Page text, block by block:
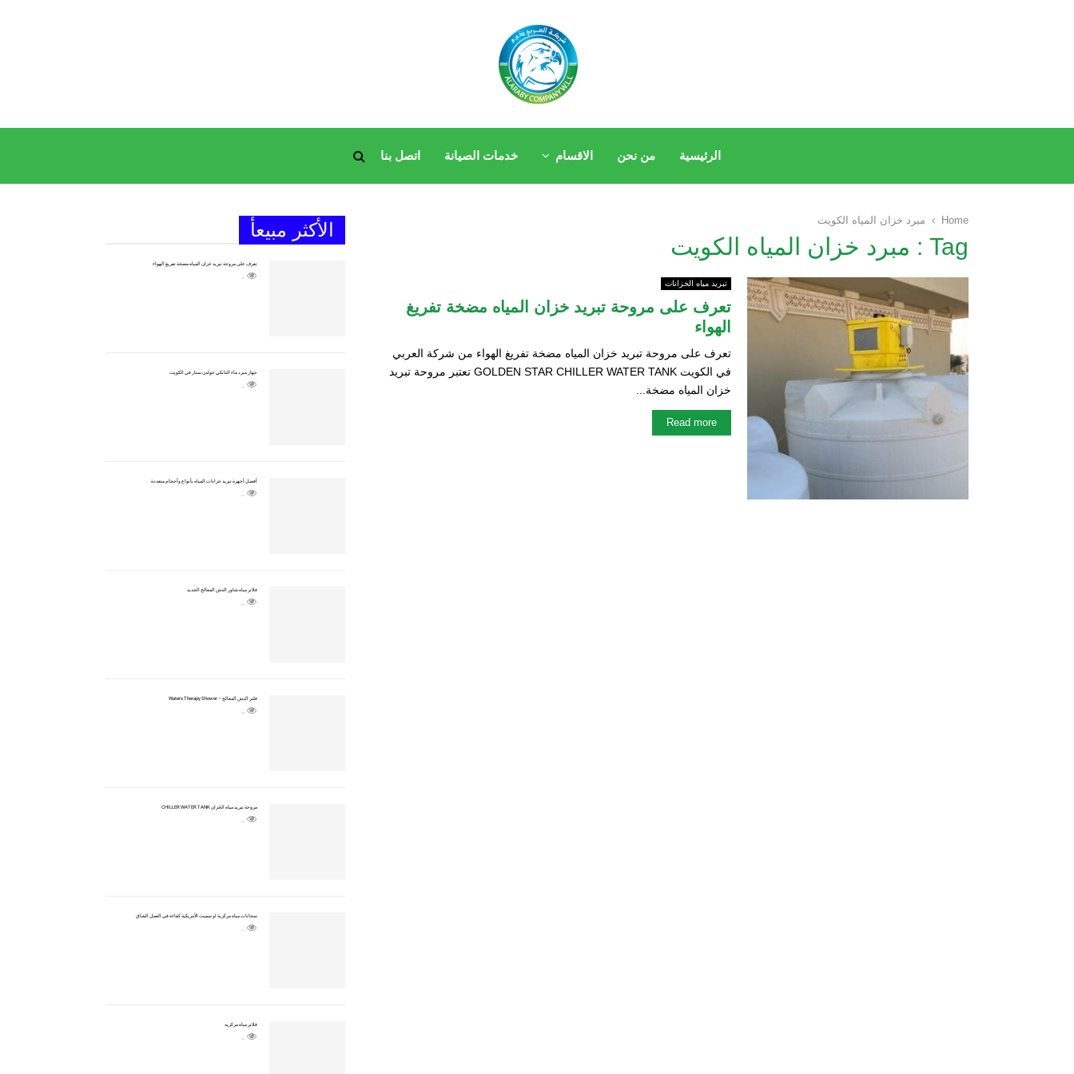
الرئيسية من نحن الاقسام خدمات الصيانة اتصل بنا
Home مبرد خزان المياه الكويت
Tag : مبرد خزان المياه الكويت
تبريد مياه الخزانات
تعرف على مروحة تبريد خزان المياه مضخة تفريغ
الهواء
تعرف على مروحة تبريد خزان المياه مضخة تفريغ الهواء من شركة العربي
في الكويت GOLDEN STAR CHILLER WATER TANK تعتبر مروحة تبريد
خزان المياه مضخة...
Read more
الأكثر مبيعأ
تعرف على مروحة تبريد خزان المياه مضخة تفريغ الهواء
جهاز مبرد ماء التانكي جولدن ستار في الكويت
أفضل أجهزة تبريد خزانات المياه بأنواع وأحجام متعددة
فلاتر مياه شاور الدش المعالج الجديد
فلتر الدش المعالج – Waters Therapy Shower
مروحة تبريد مياه الخزان CHILLER WATER TANK
سخانات مياه مركزية او سميث الأمريكية كفاءة في العمل الشاق
فلاتر مياه مركزيه